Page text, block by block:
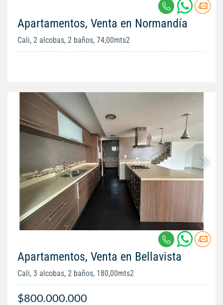
Apartamentos, Venta en Normandía
Cali, 2 alcobas, 2 baños, 74,00mts2
Apartamentos, Venta en Bellavista
Cali, 3 alcobas, 2 baños, 180,00mts2
$800.000.000